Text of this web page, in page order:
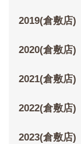
2019(倉敷店)
2020(倉敷店)
2021(倉敷店)
2022(倉敷店)
2023(倉敷店)